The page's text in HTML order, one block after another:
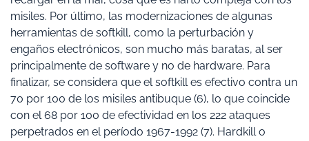
misiles. Por último, las modernizaciones de algunas
herramientas de softkill, como la perturbación y
engaños electrónicos, son mucho más baratas, al ser
principalmente de software y no de hardware. Para
finalizar, se considera que el softkill es efectivo contra un
70 por 100 de los misiles antibuque (6), lo que coincide
con el 68 por 100 de efectividad en los 222 ataques
perpetrados en el período 1967-1992 (7). Hardkill o